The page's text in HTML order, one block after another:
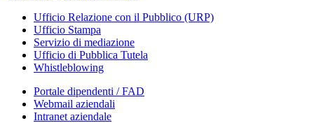
Ufficio Relazione con il Pubblico (URP)
Ufficio Stampa
Servizio di mediazione
Ufficio di Pubblica Tutela
Whistleblowing
Portale dipendenti / FAD
Webmail aziendali
Intranet aziendale